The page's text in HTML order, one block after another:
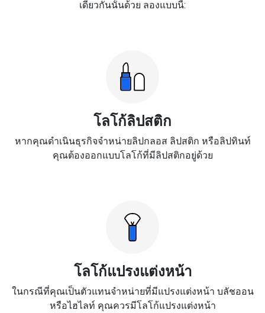
เดียวกันนั้นด้วย ลองแบบนี้:
โลโก้ลิปสติก
หากคุณดำเนินธุรกิจจำหน่ายลิปกลอส ลิปสติก หรือลิปทินท์
คุณต้องออกแบบโลโก้ที่มีลิปสติกอยู่ด้วย
โลโก้แปรงแต่งหน้า
ในกรณีที่คุณเป็นตัวแทนจำหน่ายที่มีแปรงแต่งหน้า บลัชออน
หรือไฮไลท์ คุณควรมีโลโก้แปรงแต่งหน้า